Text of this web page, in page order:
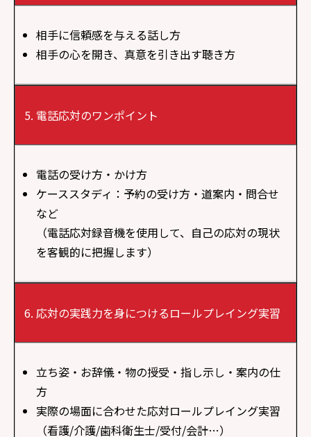
相手に信頼感を与える話し方
相手の心を開き、真意を引き出す聴き方
電話応対のワンポイント
電話の受け方・かけ方
ケーススタディ：予約の受け方・道案内・問合せ
など
（電話応対録音機を使用して、自己の応対の現状
を客観的に把握します）
応対の実践力を身につけるロールプレイング実習
立ち姿・お辞儀・物の授受・指し示し・案内の仕
方
実際の場面に合わせた応対ロールプレイング実習
（看護/介護/歯科衛生士/受付/会計…）